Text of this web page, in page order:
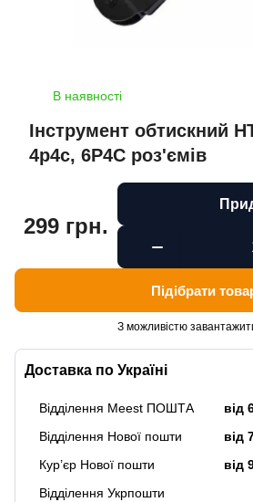
В наявності
Інструмент обтискний
4р4с, 6P4C роз'ємів
Доставка по Україні
Відділення Meest ПОШТА від
Відділення Нової пошти
від
Кур’єр Нової пошти
від
Відділення Укрпошти
299 грн.
Підібрати
З можливістю